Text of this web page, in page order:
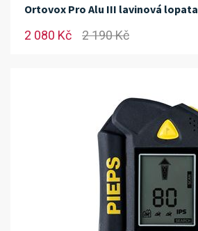
Ortovox Pro Alu III lavinová lopata
2 080 Kč 2 190 Kč